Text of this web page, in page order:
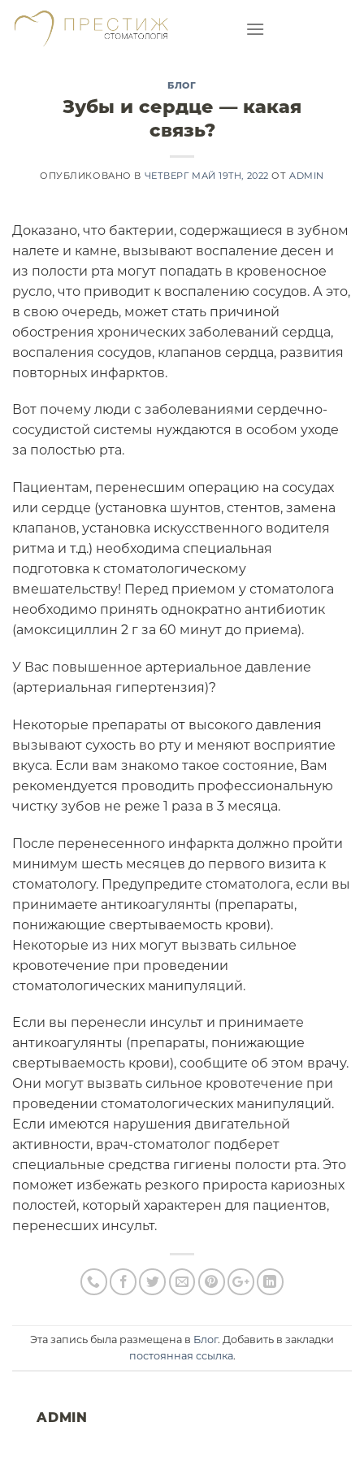
content
БЛОГ
Зубы и сердце — какая
связь?
ОПУБЛИКОВАНО В ЧЕТВЕРГ МАЙ 19TH, 2022 ОТADMIN
Доказано, что бактерии, содержащиеся в зубном
налете и камне, вызывают воспаление десен и
из полости рта могут попадать в кровеносное
русло, что приводит к воспалению сосудов. А это,
в свою очередь, может стать причиной
обострения хронических заболеваний сердца,
воспаления сосудов, клапанов сердца, развития
повторных инфарктов.
Вот почему люди с заболеваниями сердечно-
сосудистой системы нуждаются в особом уходе
за полостью рта.
Пациентам, перенесшим операцию на сосудах
или сердце (установка шунтов, стентов, замена
клапанов, установка искусственного водителя
ритма и т.д.) необходима специальная
подготовка к стоматологическому
вмешательству! Перед приемом у стоматолога
необходимо принять однократно антибиотик
(амоксициллин 2 г за 60 минут до приема).
У Вас повышенное артериальное давление
(артериальная гипертензия)?
Некоторые препараты от высокого давления
вызывают сухость во рту и меняют восприятие
вкуса. Если вам знакомо такое состояние, Вам
рекомендуется проводить профессиональную
чистку зубов не реже 1 раза в 3 месяца.
После перенесенного инфаркта должно пройти
минимум шесть месяцев до первого визита к
стоматологу. Предупредите стоматолога, если вы
принимаете антикоагулянты (препараты,
понижающие свертываемость крови).
Некоторые из них могут вызвать сильное
кровотечение при проведении
стоматологических манипуляций.
Если вы перенесли инсульт и принимаете
антикоагулянты (препараты, понижающие
свертываемость крови), сообщите об этом врачу.
Они могут вызвать сильное кровотечение при
проведении стоматологических манипуляций.
Если имеются нарушения двигательной
активности, врач-стоматолог подберет
специальные средства гигиены полости рта. Это
поможет избежать резкого прироста кариозных
полостей, который характерен для пациентов,
перенесших инсульт.
Эта запись была размещена в Блог. Добавить в закладки
постоянная ссылка.
ADMIN